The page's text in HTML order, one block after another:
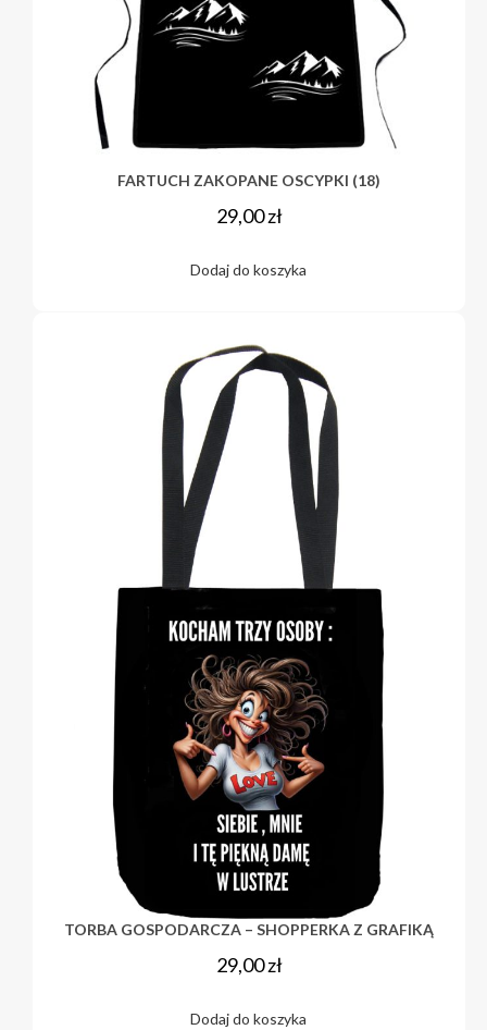
FARTUCH ZAKOPANE OSCYPKI (18)
29,00zł
Dodaj do koszyka
TORBA GOSPODARCZA – SHOPPERKA Z GRAFIKĄ
29,00zł
Dodaj do koszyka